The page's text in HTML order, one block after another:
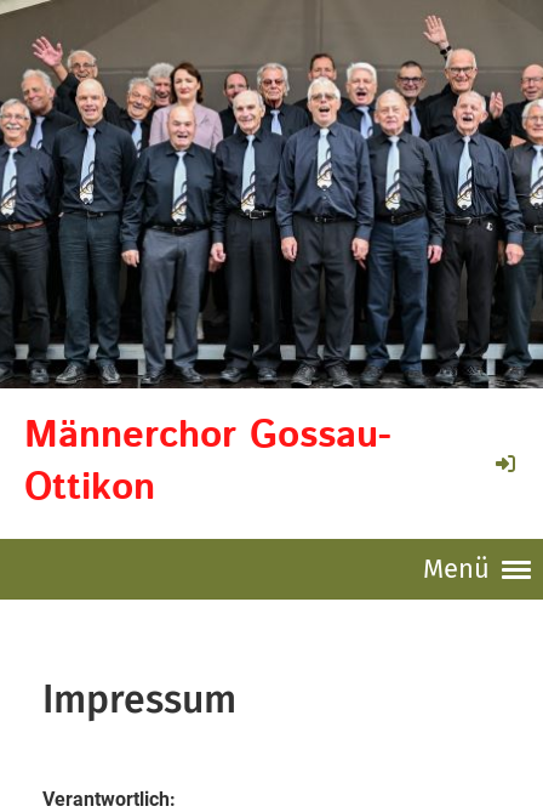
Männerchor Gossau-
Ottikon
Menü
Impressum
Verantwortlich: